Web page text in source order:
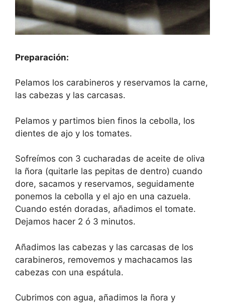
Preparación:
Pelamos los carabineros y reservamos la carne,
las cabezas y las carcasas.
Pelamos y partimos bien finos la cebolla, los
dientes de ajo y los tomates.
Sofreímos con 3 cucharadas de aceite de oliva
la ñora (quitarle las pepitas de dentro) cuando
dore, sacamos y reservamos, seguidamente
ponemos la cebolla y el ajo en una cazuela.
Cuando estén doradas, añadimos el tomate.
Dejamos hacer 2 ó 3 minutos.
Añadimos las cabezas y las carcasas de los
carabineros, removemos y machacamos las
cabezas con una espátula.
Cubrimos con agua, añadimos la ñora y